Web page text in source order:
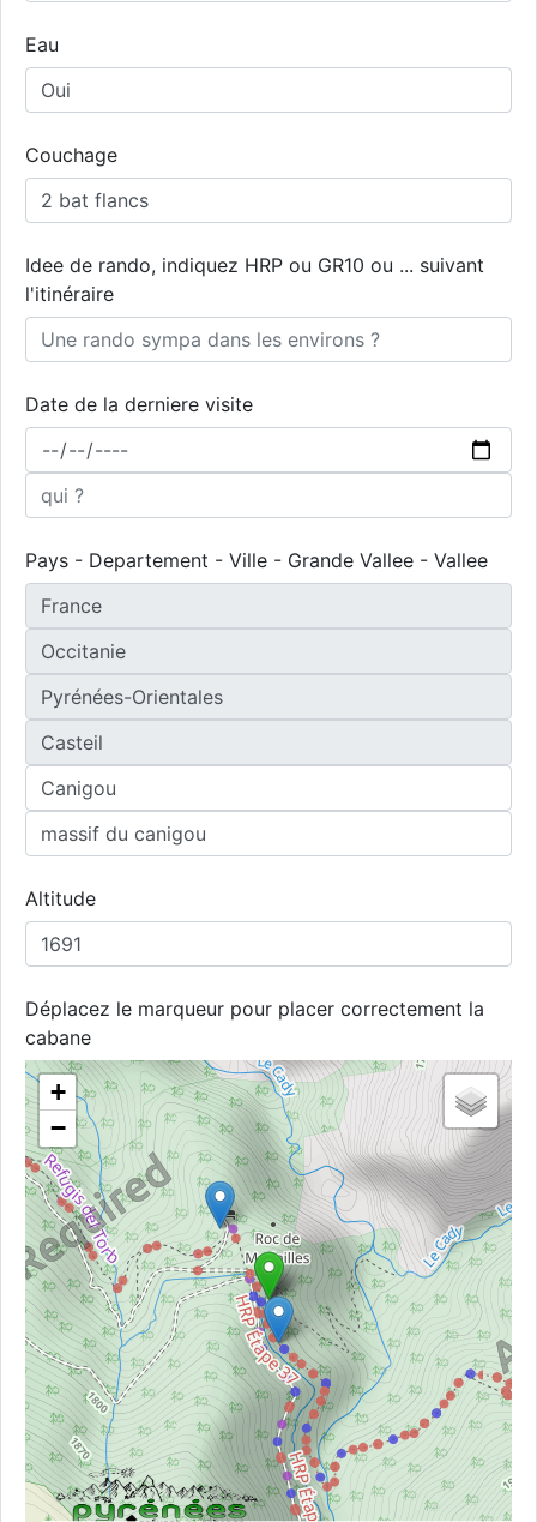
Eau
Couchage
Idee de rando, indiquez HRP ou GR10 ou ... suivant
l'itinéraire
Date de la derniere visite
Pays - Departement - Ville - Grande Vallee - Vallee
Altitude
Déplacez le marqueur pour placer correctement la
cabane
+
−